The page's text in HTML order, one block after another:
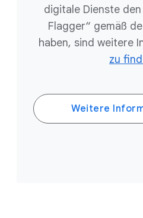
digitale Dienste
Flagger“ gemäß
haben, sind weitere
zu
Weitere